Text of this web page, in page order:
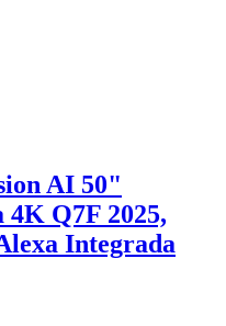
AI 50"
Q7F 2025,
Integrada